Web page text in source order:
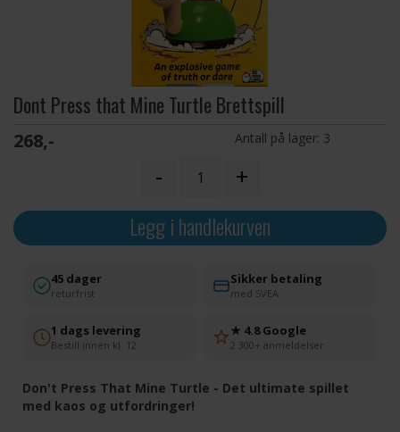
Dont Press that Mine Turtle Brettspill
268,- Antall på lager: 3
- +
Legg i handlekurven
45 dager
returfrist
Sikker betaling
med SVEA
1 dags levering
Bestill innen kl. 12
★ 4.8 Google
2 300+ anmeldelser
Don't Press That Mine Turtle - Det ultimate spillet
med kaos og utfordringer!